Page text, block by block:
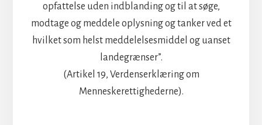
opfattelse uden indblanding og til at søge,
modtage og meddele oplysning og tanker ved et
hvilket som helst meddelelsesmiddel og uanset
landegrænser”.
(Artikel 19, Verdenserklæring om
Menneskerettighederne).